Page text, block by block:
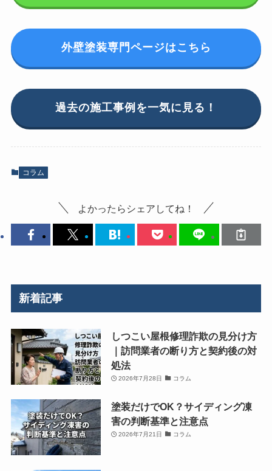
外壁塗装専門ページはこちら
過去の施工事例を一気に見る！
コラム
よかったらシェアしてね！
新着記事
しつこい屋根修理詐欺の見分け方
｜訪問業者の断り方と契約後の対
処法
2026年7月28日 コラム
塗装だけでOK？サイディング凍
害の判断基準と注意点
2026年7月21日 コラム